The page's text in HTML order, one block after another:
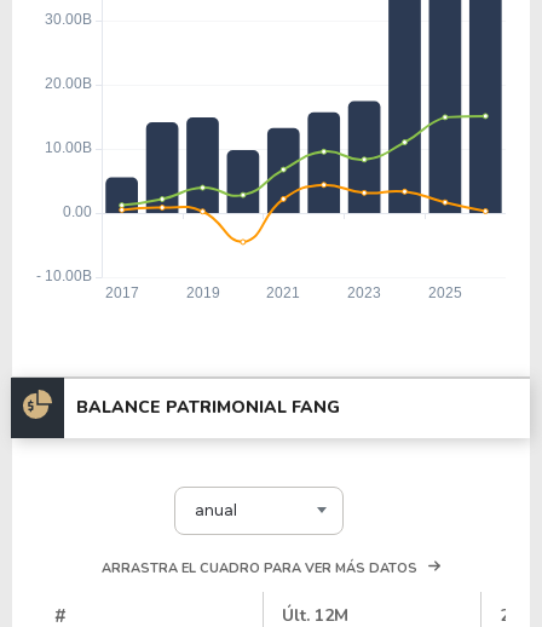
BALANCE PATRIMONIAL FANG
anual
ARRASTRA EL CUADRO PARA VER MÁS DATOS
# Últ. 12M 2025